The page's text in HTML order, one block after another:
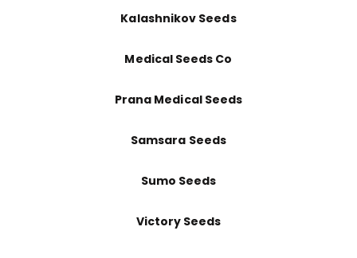
Kalashnikov Seeds
Medical Seeds Co
Prana Medical Seeds
Samsara Seeds
Sumo Seeds
Victory Seeds